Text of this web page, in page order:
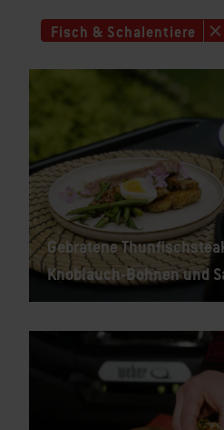
Fisch & Schalentiere
Gebratene
Knoblauch-Bohnen und